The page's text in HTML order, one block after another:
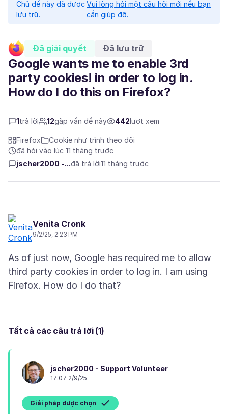
Chủ đề này đã được
lưu trữ.
Vui lòng hỏi một câu hỏi mới nếu bạn
cần giúp đỡ.
Đã giải quyết Đã lưu trữ
Google wants me to enable 3rd
party cookies! in order to log in.
How do I do this on Firefox?
1trả lời 12gặp vấn đề này 442lượt xem
Firefox
Cookie như trình theo dõi
đã hỏi vào lúc 11 tháng trước
jscher2000 -...đã trả lời11 tháng trước
Venita Cronk
9/2/25, 2:23 PM
As of just now, Google has required me to allow
third party cookies in order to log in. I am using
Tất cả các câu trả lời (1)
jscher2000 - Support Volunteer
17:07 2/9/25
Giải pháp được chọn